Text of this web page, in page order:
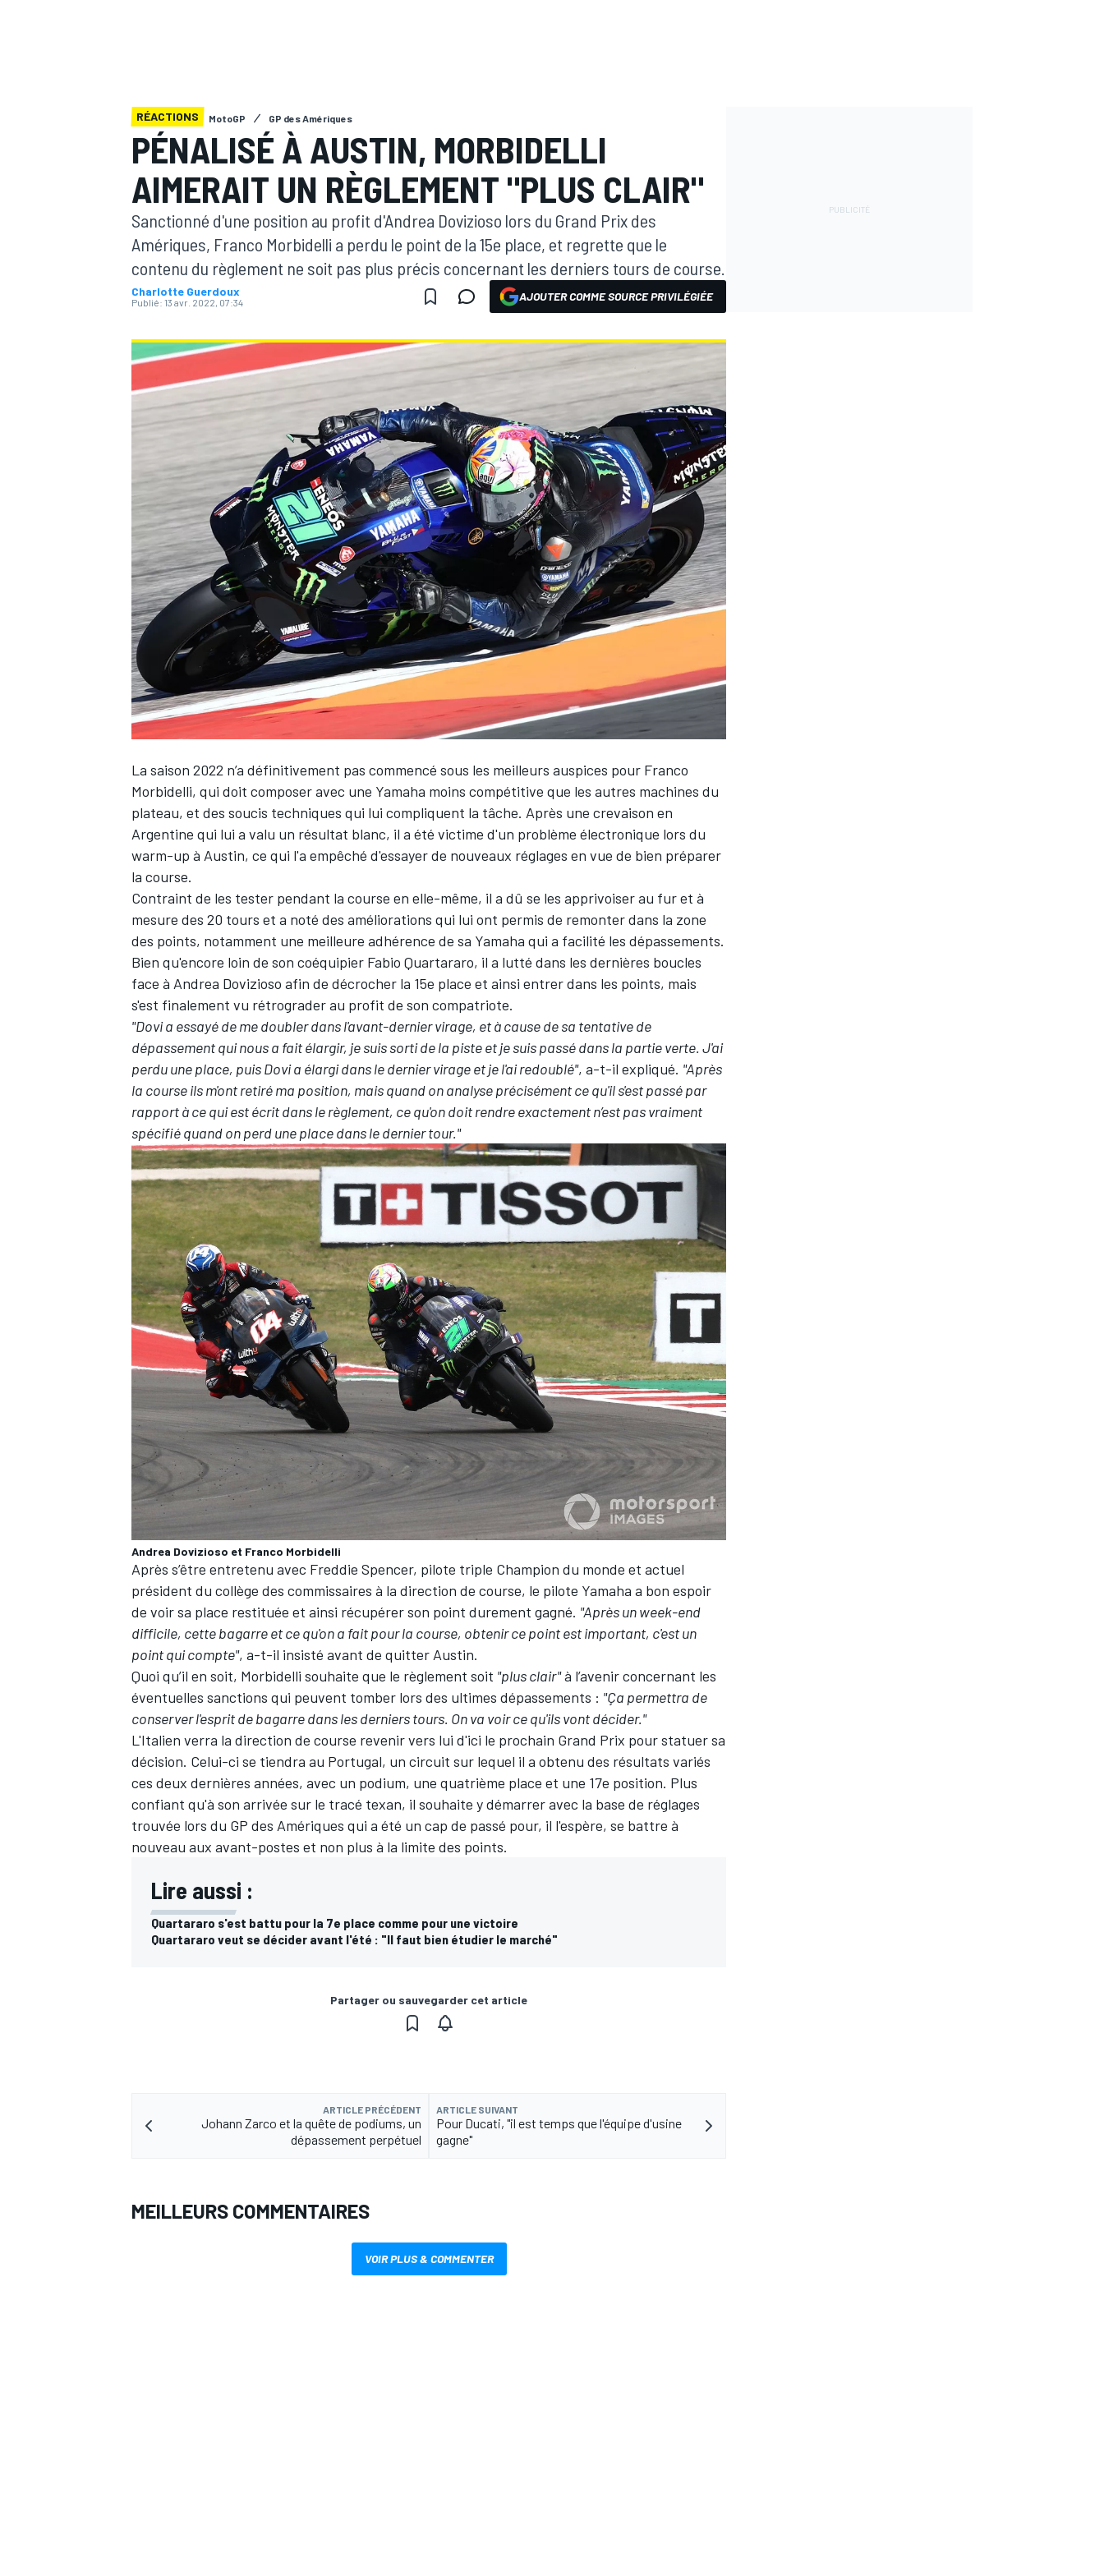
MOTOGP
WRC
WEC
AUTRES CHAMPIONNATS
RÉACTIONS MotoGP GP des Amériques
PÉNALISÉ À AUSTIN, MORBIDELLI
AIMERAIT UN RÈGLEMENT "PLUS CLAIR"
Sanctionné d'une position au profit d'Andrea Dovizioso lors du Grand Prix des
Amériques, Franco Morbidelli a perdu le point de la 15e place, et regrette que le
contenu du règlement ne soit pas plus précis concernant les derniers tours de course.
Charlotte Guerdoux
Publié: 13 avr. 2022, 07:34 AJOUTER COMME SOURCE PRIVILÉGIÉE
La saison 2022 n’a définitivement pas commencé sous les meilleurs auspices pour Franco
Morbidelli, qui doit composer avec une Yamaha moins compétitive que les autres machines du
plateau, et des soucis techniques qui lui compliquent la tâche. Après une crevaison en
Argentine qui lui a valu un résultat blanc, il a été victime d'un problème électronique lors du
warm-up à Austin, ce qui l'a empêché d'essayer de nouveaux réglages en vue de bien préparer
la course.
Contraint de les tester pendant la course en elle-même, il a dû se les apprivoiser au fur et à
mesure des 20 tours et a noté des améliorations qui lui ont permis de remonter dans la zone
des points, notamment une meilleure adhérence de sa Yamaha qui a facilité les dépassements.
Bien qu'encore loin de son coéquipier Fabio Quartararo, il a lutté dans les dernières boucles
face à Andrea Dovizioso afin de décrocher la 15e place et ainsi entrer dans les points, mais
s'est finalement vu rétrograder au profit de son compatriote.
"Dovi a essayé de me doubler dans l'avant-dernier virage, et à cause de sa tentative de
dépassement qui nous a fait élargir, je suis sorti de la piste et je suis passé dans la partie verte. J'ai
perdu une place, puis Dovi a élargi dans le dernier virage et je l'ai redoublé", a-t-il expliqué. "Après
la course ils m'ont retiré ma position, mais quand on analyse précisément ce qu'il s'est passé par
rapport à ce qui est écrit dans le règlement, ce qu'on doit rendre exactement n’est pas vraiment
spécifié quand on perd une place dans le dernier tour."
Andrea Dovizioso et Franco Morbidelli
Après s’être entretenu avec Freddie Spencer, pilote triple Champion du monde et actuel
président du collège des commissaires à la direction de course, le pilote Yamaha a bon espoir
de voir sa place restituée et ainsi récupérer son point durement gagné. "Après un week-end
difficile, cette bagarre et ce qu'on a fait pour la course, obtenir ce point est important, c'est un
point qui compte", a-t-il insisté avant de quitter Austin.
Quoi qu’il en soit, Morbidelli souhaite que le règlement soit "plus clair"à l’avenir concernant les
éventuelles sanctions qui peuvent tomber lors des ultimes dépassements : "Ça permettra de
conserver l'esprit de bagarre dans les derniers tours. On va voir ce qu'ils vont décider."
L'Italien verra la direction de course revenir vers lui d'ici le prochain Grand Prix pour statuer sa
décision. Celui-ci se tiendra au Portugal, un circuit sur lequel il a obtenu des résultats variés
ces deux dernières années, avec un podium, une quatrième place et une 17e position. Plus
confiant qu'à son arrivée sur le tracé texan, il souhaite y démarrer avec la base de réglages
trouvée lors du GP des Amériques qui a été un cap de passé pour, il l'espère, se battre à
nouveau aux avant-postes et non plus à la limite des points.
Lire aussi :
Quartararo s'est battu pour la 7e place comme pour une victoire
Quartararo veut se décider avant l'été : "Il faut bien étudier le marché"
Partager ou sauvegarder cet article
ARTICLE PRÉCÉDENT
Johann Zarco et la quête de podiums, un
dépassement perpétuel
ARTICLE SUIVANT
Pour Ducati, "il est temps que l'équipe d'usine
gagne"
MEILLEURS COMMENTAIRES
VOIR PLUS & COMMENTER